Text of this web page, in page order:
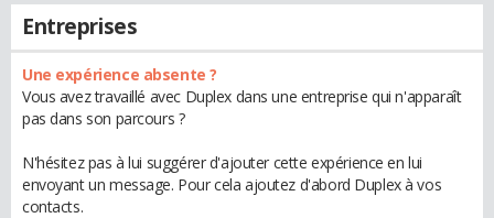
Entreprises
Une expérience absente ?
Vous avez travaillé avec Duplex dans une entreprise qui n'apparaît
pas dans son parcours ?
N'hésitez pas à lui suggérer d'ajouter cette expérience en lui
envoyant un message. Pour cela ajoutez d'abord Duplex à vos
contacts.